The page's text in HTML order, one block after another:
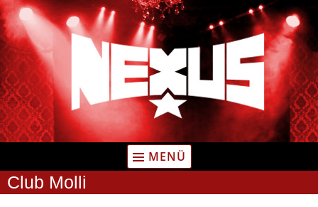
Zum
Inhalt
springen
MENÜ
Club Molli